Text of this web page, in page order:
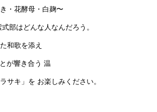
・花酵母・白麹〜
部はどんな人なんだろう。
和歌を添え
が響き合う 温
サキ」を お楽しみください。